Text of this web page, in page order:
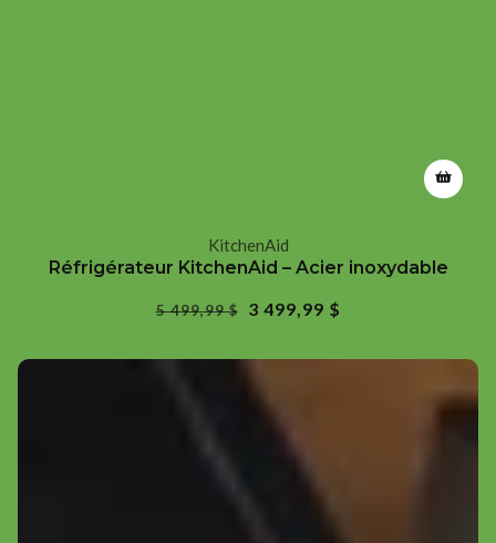
Fournisseur
:
KitchenAid
Réfrigérateur KitchenAid – Acier inoxydable
Prix
5 499,99 $
Prix
3 499,99 $